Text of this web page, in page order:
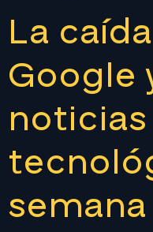
La
Google
noticias
semana